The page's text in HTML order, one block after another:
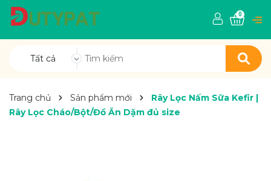
Tất cả
0
Trang chủ Sản phẩm mới
Rây Lọc Nấm Sữa Kefir |
Rây Lọc Cháo/Bột/Đồ Ăn Dặm đủ size